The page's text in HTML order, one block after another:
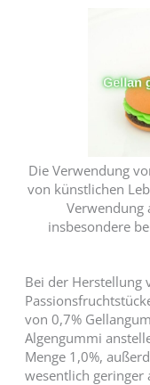
Die Verwendung
von künstlichen
Verwendung
insbesondere
Bei der Herstellung
von 0,7%
Algengummi
Menge 1,0%,
wesentlich geringer